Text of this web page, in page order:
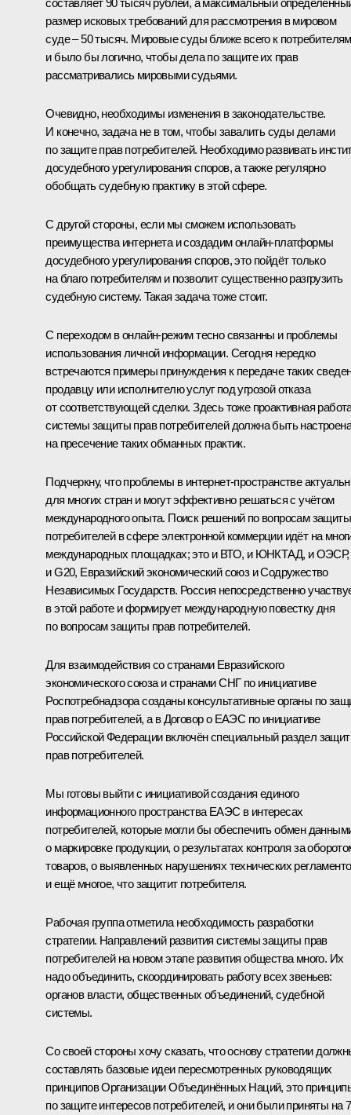
размер исковых требований для рассмотрения в мировом
суде – 50 тысяч. Мировые суды ближе всего к
и было бы логично, чтобы дела по защите их прав
рассматривались мировыми судьями.
Очевидно, необходимы изменения в законодательстве.
И конечно, задача не в том, чтобы завалить суды делами
по защите прав потребителей. Необходимо развивать
досудебного урегулирования споров, а также регулярно
обобщать судебную практику в этой сфере.
С другой стороны, если мы сможем использовать
преимущества интернета и создадим онлайн-платформы
досудебного урегулирования споров, это пойдёт только
на благо потребителям и позволит существенно разгрузить
судебную систему. Такая задача тоже стоит.
С переходом в онлайн-режим тесно связанны и проблемы
использования личной информации. Сегодня нередко
встречаются примеры принуждения к передаче таких
продавцу или исполнителю услуг под угрозой отказа
от соответствующей сделки. Здесь тоже проактивная
системы защиты прав потребителей должна быть настроена
на пресечение таких обманных практик.
Подчеркну, что проблемы в интернет-пространстве
для многих стран и могут эффективно решаться с учётом
международного опыта. Поиск решений по вопросам защиты
потребителей в сфере электронной коммерции идёт на
международных площадках; это и ВТО, и ЮНКТАД, и ОЭСР,
и G20, Евразийский экономический союз и Содружество
Независимых Государств. Россия непосредственно
в этой работе и формирует международную повестку дня
по вопросам защиты прав потребителей.
Для взаимодействия со странами Евразийского
экономического союза и странами СНГ по инициативе
Роспотребнадзора созданы консультативные органы по
прав потребителей, а в Договор о ЕАЭС по инициативе
Российской Федерации включён специальный раздел
прав потребителей.
Мы готовы выйти с инициативой создания единого
информационного пространства ЕАЭС в интересах
потребителей, которые могли бы обеспечить обмен
о маркировке продукции, о результатах контроля за
товаров, о выявленных нарушениях технических
и ещё многое, что защитит потребителя.
Рабочая группа отметила необходимость разработки
стратегии. Направлений развития системы защиты прав
потребителей на новом этапе развития общества много. Их
надо объединить, скоординировать работу всех звеньев:
органов власти, общественных объединений, судебной
системы.
Со своей стороны хочу сказать, что основу стратегии
составлять базовые идеи пересмотренных руководящих
принципов Организации Объединённых Наций, это
по защите интересов потребителей, и они были приняты на